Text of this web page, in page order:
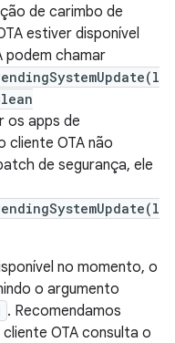
de carimbo de
estiver disponível
podem chamar
os apps de
cliente OTA não
de segurança, ele
no momento, o
o argumento
. Recomendamos
OTA consulta o